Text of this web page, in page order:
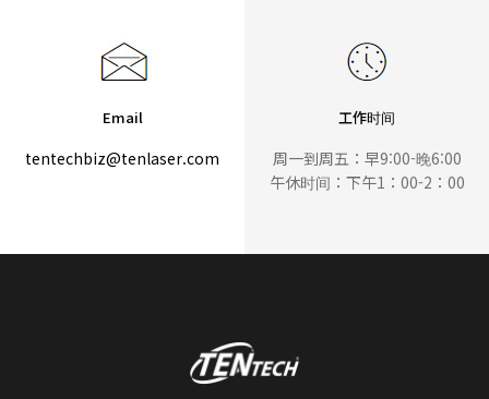
Email
tentechbiz@tenlaser.com
工作时间
周一到周五：早9:00-晚6:00
午休时间：下午1：00-2：00